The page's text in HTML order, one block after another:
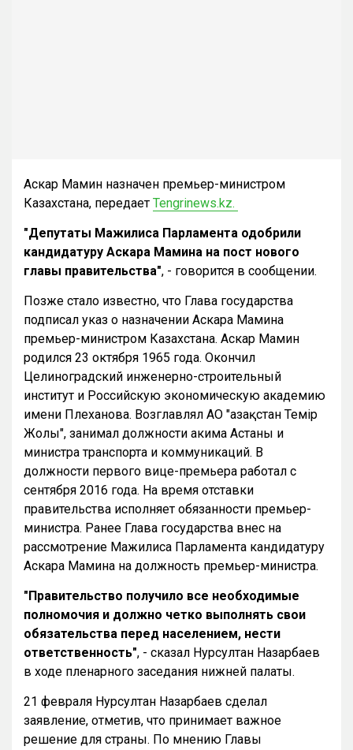
Аскар Мамин назначен премьер-министром
Казахстана, передает Tengrinews.kz.
"Депутаты Мажилиса Парламента одобрили
кандидатуру Аскара Мамина на пост нового
главы правительства", - говорится в сообщении.
Позже стало известно, что Глава государства
подписал указ о назначении Аскара Мамина
премьер-министром Казахстана. Аскар Мамин
родился 23 октября 1965 года. Окончил
Целиноградский инженерно-строительный
институт и Российскую экономическую академию
имени Плеханова. Возглавлял АО "Қазақстан Темір
Жолы", занимал должности акима Астаны и
министра транспорта и коммуникаций. В
должности первого вице-премьера работал с
сентября 2016 года. На время отставки
правительства исполняет обязанности премьер-
министра. Ранее Глава государства внес на
рассмотрение Мажилиса Парламента кандидатуру
Аскара Мамина на должность премьер-министра.
"Правительство получило все необходимые
полномочия и должно четко выполнять свои
обязательства перед населением, нести
ответственность", - сказал Нурсултан Назарбаев
в ходе пленарного заседания нижней палаты.
21 февраля Нурсултан Назарбаев сделал
заявление, отметив, что принимает важное
решение для страны. По мнению Главы